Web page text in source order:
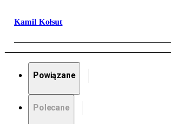
Kamil Kołsut
Powiązane
Polecane